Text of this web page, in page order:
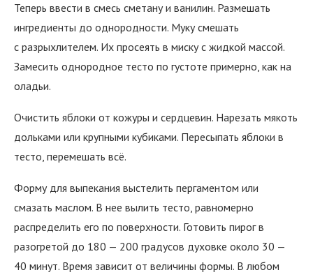
Теперь ввести в смесь сметану и ванилин. Размешать
ингредиенты до однородности. Муку смешать
с разрыхлителем. Их просеять в миску с жидкой массой.
Замесить однородное тесто по густоте примерно, как на
оладьи.
Очистить яблоки от кожуры и сердцевин. Нарезать мякоть
дольками или крупными кубиками. Пересыпать яблоки в
тесто, перемешать всё.
Форму для выпекания выстелить пергаментом или
смазать маслом. В нее вылить тесто, равномерно
распределить его по поверхности. Готовить пирог в
разогретой до 180 — 200 градусов духовке около 30 —
40 минут. Время зависит от величины формы. В любом